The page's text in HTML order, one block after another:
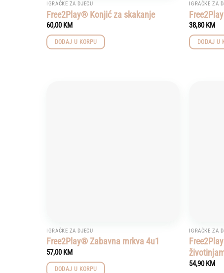
IGRAČKE ZA DJECU
Free2Play® Konjić za skakanje
60,00KM
DODAJ U KORPU
IGRAČKE ZA
38,80KM
DODAJ U
IGRAČKE ZA DJECU
Free2Play® Zabavna mrkva 4u1
57,00KM
DODAJ U KORPU
IGRAČKE ZA
54,90KM